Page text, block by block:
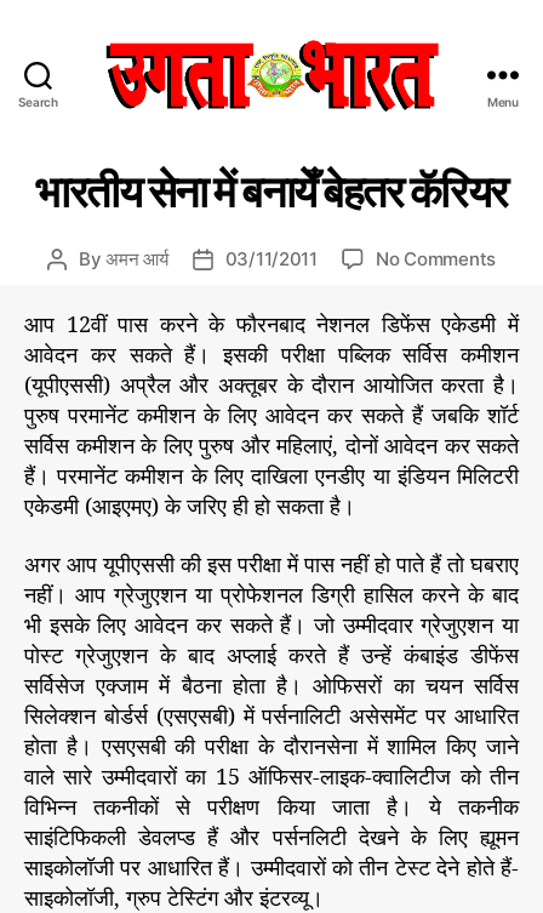
Search
ता
भा
त
दी
स
मा
चा
र
प
त्र
Menu
C
r
i
e
s
सं
पा
द
की
य
भारतीय सेना में बनायेँ बेहतर कॅरियर
P
a
u
t
h
o
r
Byअमन आर्य
P
s
d
a
t
e
03/11/2011 No Commentso
ती
य
से
ना
में
बे
ह
त
र
कॅ
रि
य
र
आप 12वीं पास करने के फौरनबाद नेशनल डिफेंस एकेडमी में
आवेदन कर सकते हैं। इसकी परीक्षा पब्लिक सर्विस कमीशन
(यूपीएससी) अप्रैल और अक्तूबर के दौरान आयोजित करता है।
पुरुष परमानेंट कमीशन के लिए आवेदन कर सकते हैं जबकि शॉर्ट
सर्विस कमीशन के लिए पुरुष और महिलाएं, दोनों आवेदन कर सकते
हैं। परमानेंट कमीशन के लिए दाखिला एनडीए या इंडियन मिलिटरी
एकेडमी (आइएमए) के जरिए ही हो सकता है।
अगर आप यूपीएससी की इस परीक्षा में पास नहीं हो पाते हैं तो घबराए
नहीं। आप ग्रेजुएशन या प्रोफेशनल डिग्री हासिल करने के बाद
भी इसके लिए आवेदन कर सकते हैं। जो उम्मीदवार ग्रेजुएशन या
पोस्ट ग्रेजुएशन के बाद अप्लाई करते हैं उन्हें कंबाइंड डीफेंस
सर्विसेज एक्जाम में बैठना होता है। ओफिसरों का चयन सर्विस
सिलेक्शन बोर्डर्स (एसएसबी) में पर्सनालिटी असेसमेंट पर आधारित
होता है। एसएसबी की परीक्षा के दौरानसेना में शामिल किए जाने
वाले सारे उम्मीदवारों का 15 ऑफिसर-लाइक-क्वालिटीज को तीन
विभिन्न तकनीकों से परीक्षण किया जाता है। ये तकनीक
साइंटिफिकली डेवलप्ड हैं और पर्सनलिटी देखने के लिए ह्यूमन
साइकोलॉजी पर आधारित हैं। उम्मीदवारों को तीन टेस्ट देने होते हैं-
साइकोलॉजी, ग्रुप टेस्टिंग और इंटरव्यू।